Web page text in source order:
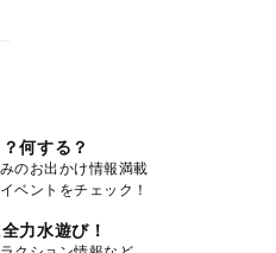
何する？
のお出かけ情報満載
ベントをチェック！
力水遊び！